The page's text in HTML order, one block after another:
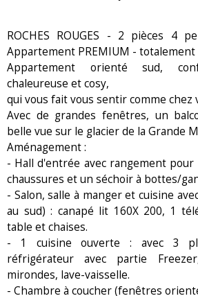
ROCHES ROUGES - 2 pièces 4
Appartement PREMIUM - totalement
Appartement orienté sud,
chaleureuse et cosy,
qui vous fait vous sentir comme chez
Avec de grandes fenêtres, un
belle vue sur le glacier de la Grande
Aménagement :
- Hall d'entrée avec rangement
chaussures et un séchoir à bottes/
- Salon, salle à manger et cuisine
au sud) : canapé lit 160X 200, 1
table et chaises.
- 1 cuisine ouverte : avec 3
réfrigérateur avec partie
mirondes, lave-vaisselle.
- Chambre à coucher (fenêtres